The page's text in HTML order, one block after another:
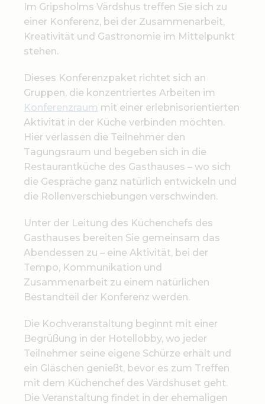
Im Gripsholms Värdshus treffen Sie sich zu
einer Konferenz, bei der Zusammenarbeit,
Kreativität und Gastronomie im Mittelpunkt
stehen.
Dieses Konferenzpaket richtet sich an
Gruppen, die konzentriertes Arbeiten im
Konferenzraum mit einer erlebnisorientierten
Aktivität in der Küche verbinden möchten.
Hier verlassen die Teilnehmer den
Tagungsraum und begeben sich in die
Restaurantküche des Gasthauses – wo sich
die Gespräche ganz natürlich entwickeln und
die Rollenverschiebungen verschwinden.
Unter der Leitung des Küchenchefs des
Gasthauses bereiten Sie gemeinsam das
Abendessen zu – eine Aktivität, bei der
Tempo, Kommunikation und
Zusammenarbeit zu einem natürlichen
Bestandteil der Konferenz werden.
Die Kochveranstaltung beginnt mit einer
Begrüßung in der Hotellobby, wo jeder
Teilnehmer seine eigene Schürze erhält und
ein Gläschen genießt, bevor es zum Treffen
mit dem Küchenchef des Värdshuset geht.
Die Veranstaltung findet in der ehemaligen